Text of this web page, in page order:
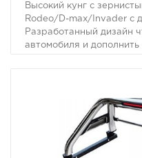
Высокий кунг с
Rodeo/D-max/Invader с
Разработанный дизайн
автомобиля и
использовать
улучшения стиля и
сторона кунга
вашему выбору или